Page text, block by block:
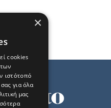
×
cookies
ιστότοπό
για όλα
μας